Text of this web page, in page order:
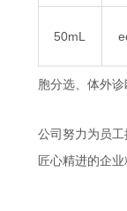
50mL
胞分选、体外
公司努力为员
匠心精进的企